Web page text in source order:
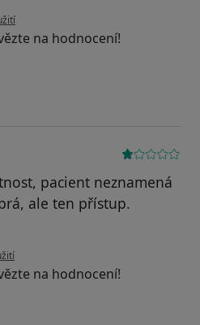
Váš účet byl odstraněn
na hodnocení!
pacient neznamená
ale ten přístup.
Pacient
na hodnocení!